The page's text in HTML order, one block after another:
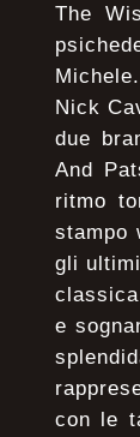
The
Nick
due
And
ritmo
stampo
gli
e
con le